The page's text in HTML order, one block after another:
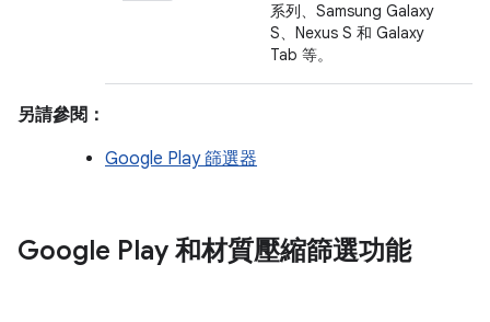
系列、Samsung Galaxy
S、Nexus S 和 Galaxy
Tab 等。
另請參閱：
Google Play 篩選器
Google Play 和材質壓縮篩選功能